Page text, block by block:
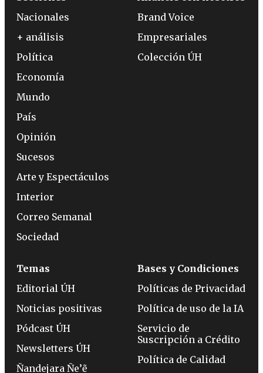
Nacionales
+ análisis
Política
Economía
Mundo
País
Opinión
Sucesos
Arte y Espectáculos
Interior
Correo Semanal
Sociedad
Brand Voice
Empresariales
Colección ÚH
Temas
Editorial ÚH
Noticias positivas
Pódcast ÚH
Newsletters ÚH
Ñandejara Ñe’ẽ
Bases y Condiciones
Políticas de Privacidad
Política de uso de la IA
Servicio de
Suscripción a Crédito
Política de Calidad